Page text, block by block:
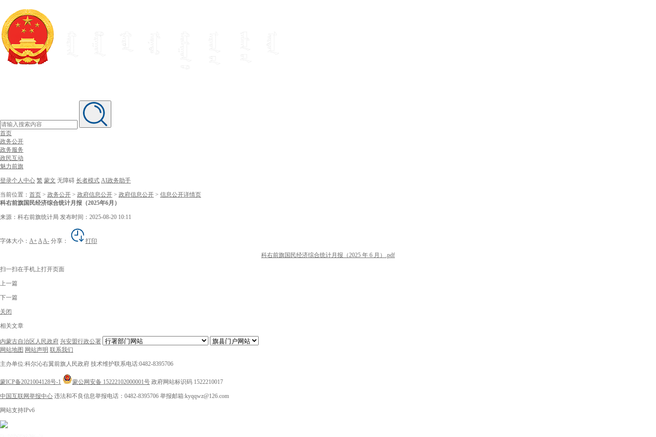
首页
政务公开
政务服务
政民互动
魅力前旗
登录个人中心 繁 蒙文 无障碍 长者模式 AI政务助手
当前位置： 首页 > 政务公开 > 政府信息公开 > 政府信息公开 > 信息公开详情页
科右前旗国民经济综合统计月报（2025年6月）
来源：科右前旗统计局 发布时间：2025-08-20 10:11
字体大小： A+ AA- 分享： 打印
科右前旗国民经济综合统计月报（2025 年 6 月）.pdf
扫一扫在手机上打开页面
上一篇
下一篇
关闭
相关文章
内蒙古自治区人民政府 兴安盟行政公署
网站地图 网站声明 联系我们
主办单位:科尔沁右翼前旗人民政府 技术维护联系电话:0482-8395706
蒙ICP备2021004128号-1 蒙公网安备 15222102000001号 政府网站标识码 1522210017
中国互联网举报中心 违法和不良信息举报电话：0482-8395706 举报邮箱:kyqqwz@126.com
网站支持IPv6